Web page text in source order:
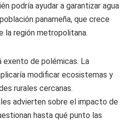
podría ayudar a garantizar agua
panameña, que crece
la región metropolitana.
de polémicas. La
modificar ecosistemas y
rurales cercanas.
advierten sobre el impacto de
hasta qué punto las